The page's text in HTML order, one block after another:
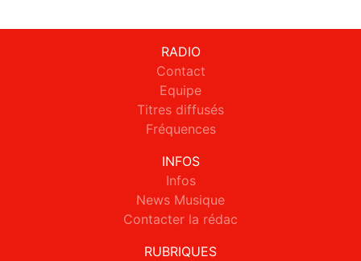
RADIO
Contact
Equipe
Titres diffusés
Fréquences
INFOS
Infos
News Musique
Contacter la rédac
RUBRIQUES